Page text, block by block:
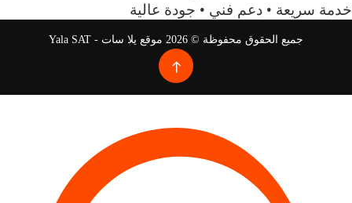
خدمة سريعة • دعم فني • جودة عالية
جميع الحقوق محفوظة © 2026 موقع يلا سات - Yala SAT